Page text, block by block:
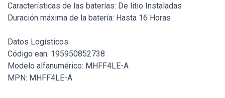
Características de las baterías: De litio Instaladas
Duración máxima de la batería: Hasta 16 Horas
Datos Logísticos
Código ean: 195950852738
Modelo alfanumérico: MHFF4LE-A
MPN: MHFF4LE-A